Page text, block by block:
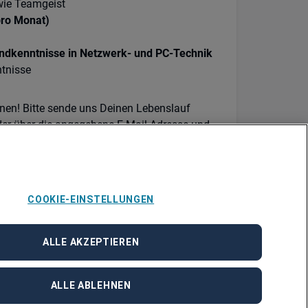
Teamgeist
Monat)
in Netzwerk- und PC-Technik
Bitte sende uns Deinen Lebenslauf
über die angegebene E-Mail-Adresse und
nimm gerne Kontakt mit Petra Land-
COOKIE-EINSTELLUNGEN
ALLE ABLEHNEN
ALLE AKZEPTIEREN